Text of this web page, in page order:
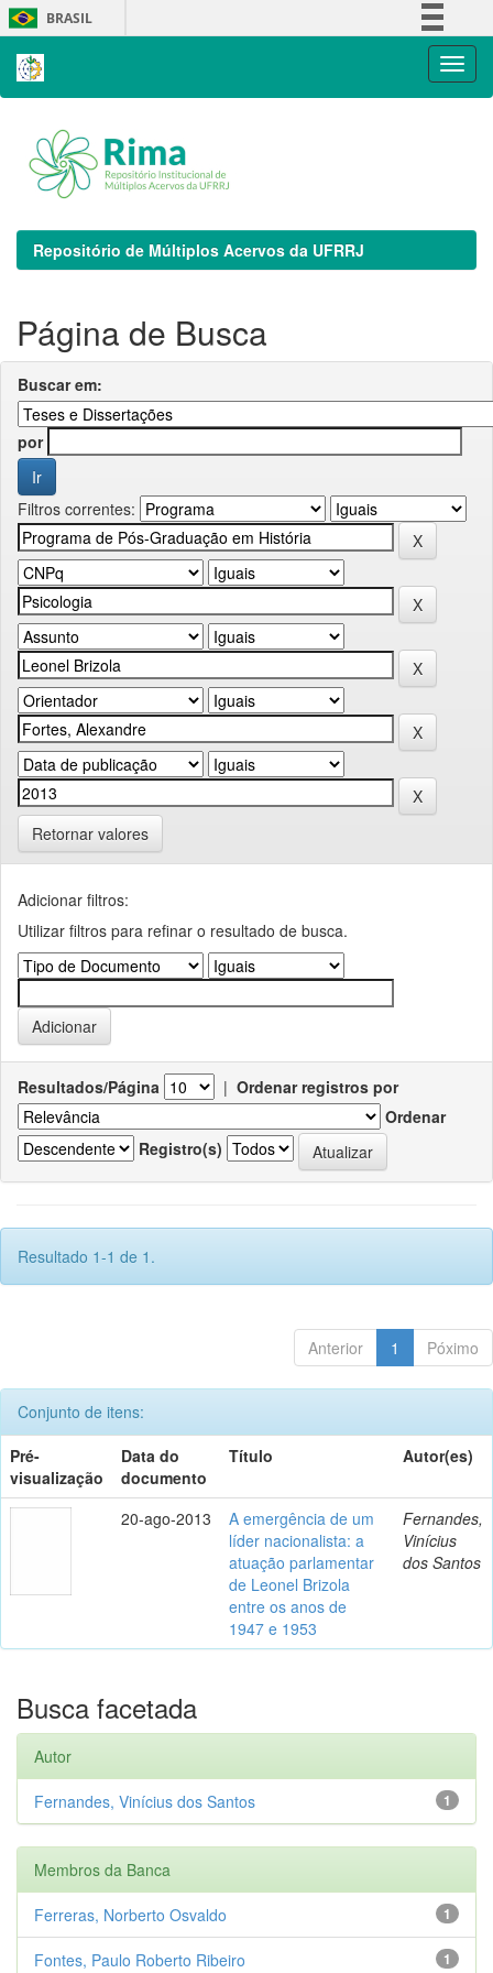
Skip
navigation
BRASIL
Repositório de Múltiplos Acervos da UFRRJ
Página de Busca
Buscar em:
por
Filtros correntes:
Retornar valores
Adicionar filtros:
Utilizar filtros para refinar o resultado de busca.
Resultados/Página | Ordenar registros por
Ordenar
Registro(s)
Resultado 1-1 de 1.
Anterior 1 Póximo
Conjunto de itens:
Pré-
visualização
Data do
documento
Título Autor(es)
20-ago-2013
A emergência de um
líder nacionalista: a
atuação parlamentar
de Leonel Brizola
entre os anos de
1947 e 1953
Fernandes,
Vinícius
dos Santos
Busca facetada
Autor
1
Fernandes, Vinícius dos Santos
Membros da Banca
1
Ferreras, Norberto Osvaldo
1
Fontes, Paulo Roberto Ribeiro